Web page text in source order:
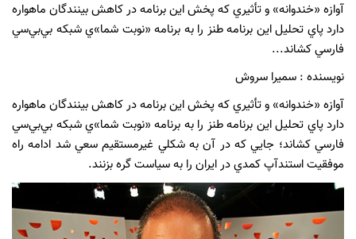
آوازه «خندوانه» و تأثيري كه پخش اين برنامه در كاهش بينندگان ماهواره
دارد پاي تحليل اين برنامه طنز را به برنامه «نوبت شما»ي شبكه بي‌بي‌سي
فارسي كشاند...
نویسنده : سميرا سروش
آوازه «خندوانه» و تأثيري كه پخش اين برنامه در كاهش بينندگان ماهواره
دارد پاي تحليل اين برنامه طنز را به برنامه «نوبت شما»ي شبكه بي‌بي‌سي
فارسي كشاند؛ جايي كه در آن به شكلي غيرمستقيم سعي شد ادامه راه
موفقيت استندآپ كمدي در ايران را به سياست گره بزنند.